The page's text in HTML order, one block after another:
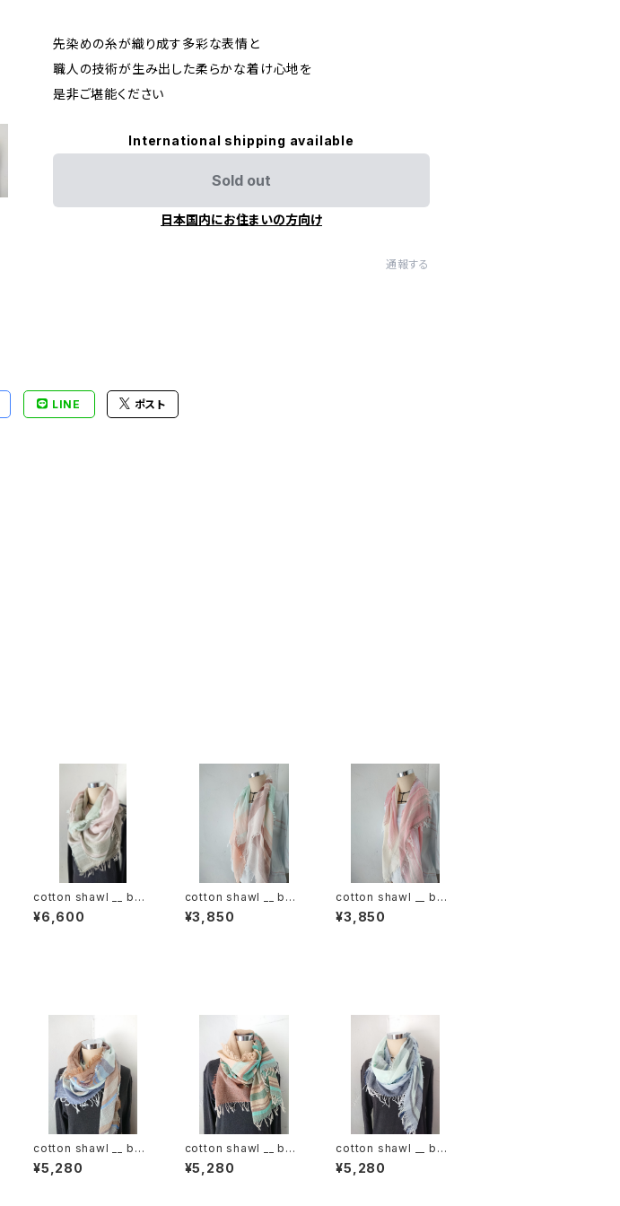
先染めの糸が織り成す多彩な表情と
職人の技術が生み出した柔らかな着け心地を
是非ご堪能ください
International shipping available
Sold out
日本国内にお住まいの方向け
通報する
LINE ポスト
cotton shawl __ bor
der 220
¥6,600
cotton shawl __ bor
der 120 春麗w
¥3,850
cotton shawl __ bor
der 120 桜花w
¥3,850
cotton shawl __ bor
der 160 慈雨w
¥5,280
cotton shawl __ bor
der 160 湧水w
¥5,280
cotton shawl __ bor
der 160 白波w
¥5,280